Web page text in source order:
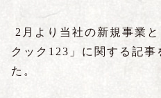
2月より当社の新規事業
クック123」に関する記事
た。